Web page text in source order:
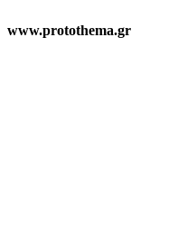
www.protothema.gr